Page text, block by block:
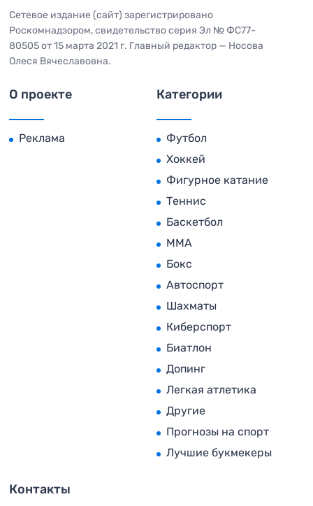
Сетевое издание (сайт) зарегистрировано
Роскомнадзором, свидетельство серия Эл № ФС77-
80505 от 15 марта 2021 г. Главный редактор — Носова
Олеся Вячеславовна.
О проекте
Реклама
Категории
Футбол
Хоккей
Фигурное катание
Теннис
Баскетбол
MMA
Бокс
Автоспорт
Шахматы
Киберспорт
Биатлон
Допинг
Легкая атлетика
Другие
Прогнозы на спорт
Лучшие букмекеры
Контакты